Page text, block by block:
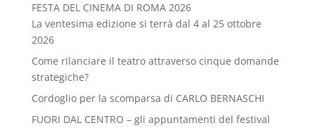
FESTA DEL CINEMA DI ROMA 2026
La ventesima edizione si terrà dal 4 al 25 ottobre
2026
Come rilanciare il teatro attraverso cinque domande
strategiche?
Cordoglio per la scomparsa di CARLO BERNASCHI
FUORI DAL CENTRO – gli appuntamenti del festival